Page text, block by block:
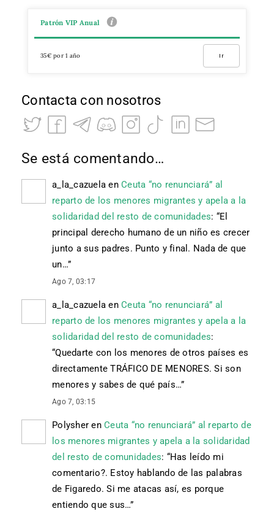
Patrón VIP Anual
35€ por 1 año Ir
Contacta con nosotros
Se está comentando…
a_la_cazuela en Ceuta “no renunciará” al
reparto de los menores migrantes y apela a la
solidaridad del resto de comunidades: “El
principal derecho humano de un niño es crecer
junto a sus padres. Punto y final. Nada de que
un…”
Ago 7, 03:17
a_la_cazuela en Ceuta “no renunciará” al
reparto de los menores migrantes y apela a la
solidaridad del resto de comunidades:
“Quedarte con los menores de otros países es
directamente TRÁFICO DE MENORES. Si son
menores y sabes de qué país…”
Ago 7, 03:15
Polysher en Ceuta “no renunciará” al reparto de
los menores migrantes y apela a la solidaridad
del resto de comunidades: “Has leído mi
comentario?. Estoy hablando de las palabras
de Figaredo. Si me atacas así, es porque
entiendo que sus…”